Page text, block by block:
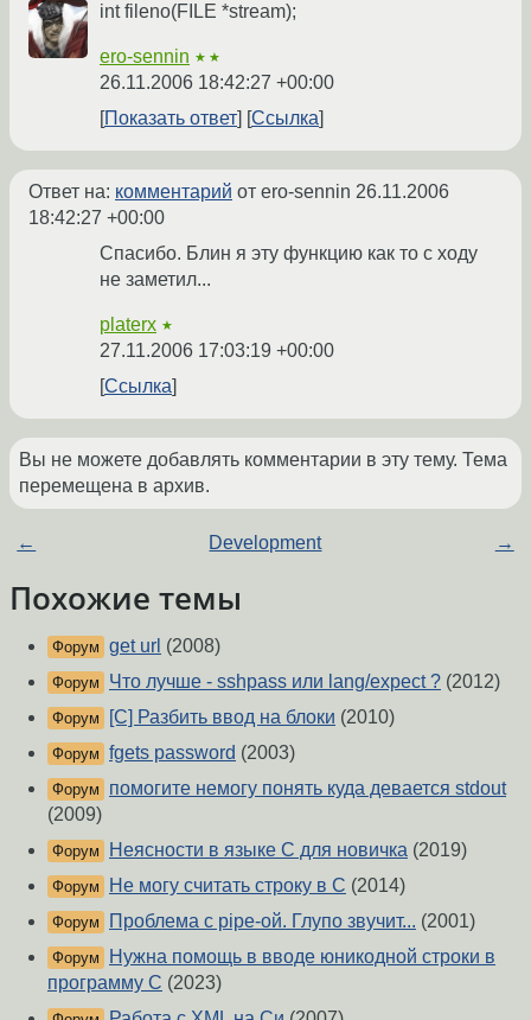
int fileno(FILE *stream);
ero-sennin ★★
26.11.2006 18:42:27 +00:00
Показать ответ
Ссылка
Ответ на: комментарий от ero-sennin 26.11.2006
18:42:27 +00:00
Спасибо. Блин я эту функцию как то с ходу
не заметил...
platerx ★
27.11.2006 17:03:19 +00:00
Ссылка
Вы не можете добавлять комментарии в эту тему. Тема
перемещена в архив.
← Development →
Похожие темы
Форум get url (2008)
Форум Что лучше - sshpass или lang/expect ? (2012)
Форум [C] Разбить ввод на блоки (2010)
Форум fgets password (2003)
Форум
помогите немогу понять куда девается stdout
(2009)
Форум Неясности в языке C для новичка (2019)
Форум Не могу считать строку в C (2014)
Форум Проблема с pipe-ой. Глупо звучит... (2001)
Форум
Нужна помощь в вводе юникодной строки в
программу C (2023)